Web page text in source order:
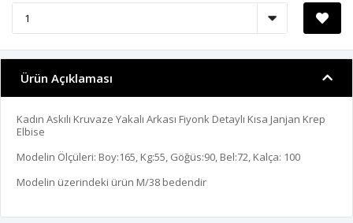
Ürün Açıklaması
Kadın Askılı Kruvaze Yakalı Arkası Fiyonk Detaylı Kısa Janjan Krep
Elbise
Modelin Ölçüleri: Boy:165, Kg:55, Göğüs:90, Bel:72, Kalça: 100
Modelin üzerindeki ürün M/38 bedendir